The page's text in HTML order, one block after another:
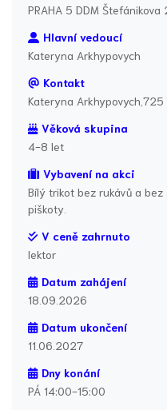
PRAHA 5 DDM Štefánikova
Hlavní vedoucí
Kateryna Arkhypovych
Kontakt
Kateryna
Věková skupina
4-8 let
Vybavení na akci
Bílý trikot bez rukávů a bez
piškoty.
V ceně zahrnuto
lektor
Datum zahájení
18.09.2026
Datum ukončení
11.06.2027
Dny konání
PÁ 14:00-15:00